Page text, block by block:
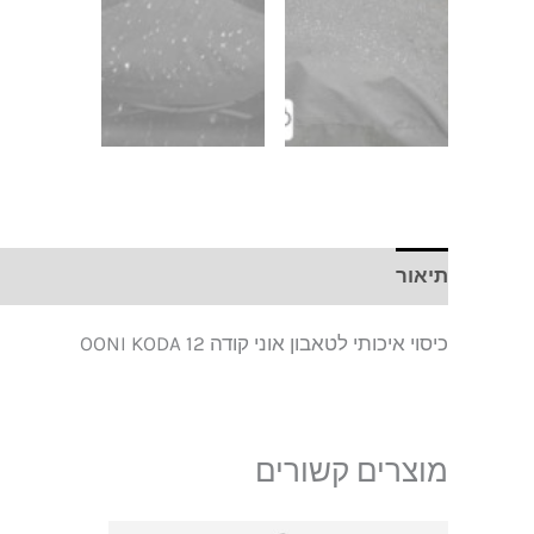
תיאור
כיסוי איכותי לטאבון אוני קודה 12 OONI KODA
מוצרים קשורים